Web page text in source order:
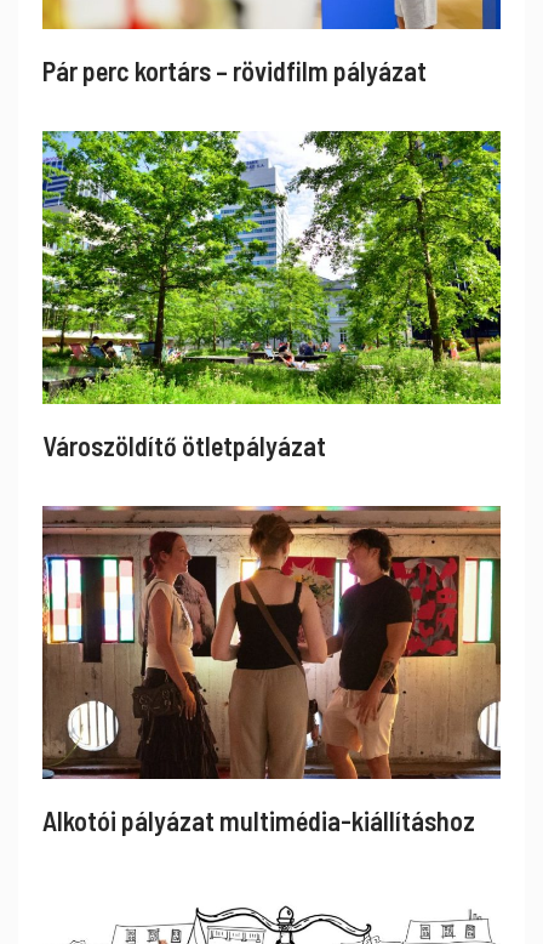
Pár perc kortárs – rövidfilm pályázat
Városzöldítő ötletpályázat
Alkotói pályázat multimédia-kiállításhoz